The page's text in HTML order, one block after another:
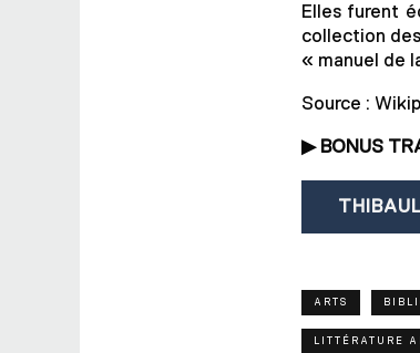
Elles furent
collection
« manuel de
Source :
▶︎ BONUS
ARTS
LITTÉRATURE